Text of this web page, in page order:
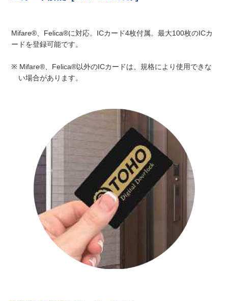
Mifare®、Felica®に対応。ICカード4枚付属。最大100枚のICカ
ードを登録可能です。
※ Mifare®、Felica®以外のICカードは、規格により使用できな
い場合があります。